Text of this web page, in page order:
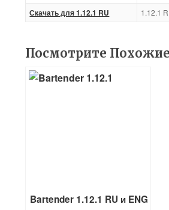
Скачать для 1.12.1 RU 1.12.1
Посмотрите
Bartender 1.12.1 RU и ENG